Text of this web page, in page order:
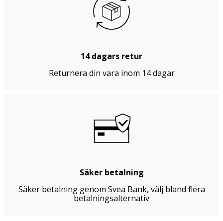
14 dagars retur
Returnera din vara inom 14 dagar
Säker betalning
Säker betalning genom Svea Bank, välj bland flera
betalningsalternativ